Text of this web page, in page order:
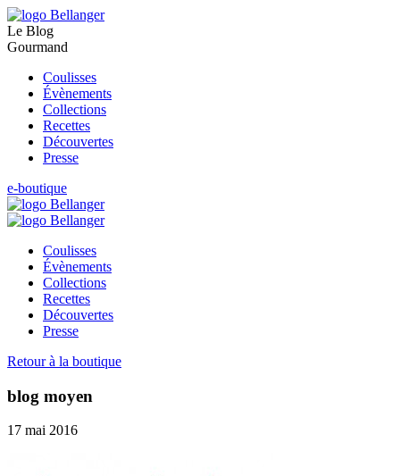
Le Blog
Gourmand
Coulisses
Évènements
Collections
Recettes
Découvertes
Presse
e-boutique
Coulisses
Évènements
Collections
Recettes
Découvertes
Presse
Retour à la boutique
blog moyen
17 mai 2016